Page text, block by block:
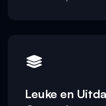
Leuke en